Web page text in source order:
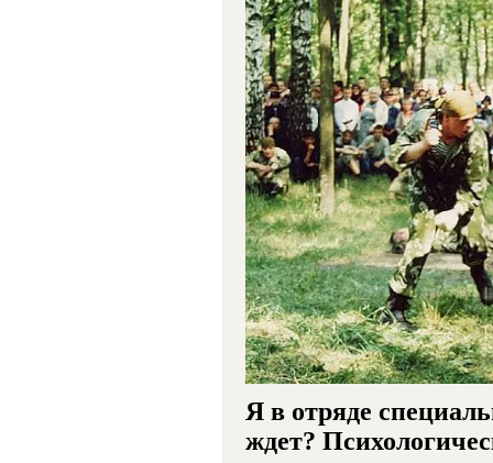
Я в отряде
ждет?